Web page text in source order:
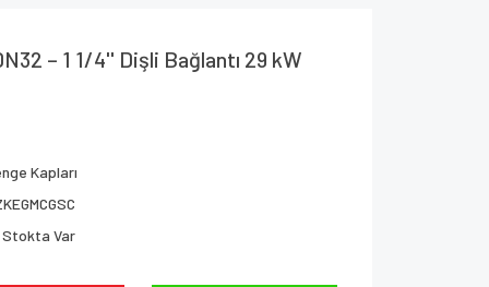
– 1 1/4'' Dişli Bağlantı 29 kW
Kapları
Stokta Var